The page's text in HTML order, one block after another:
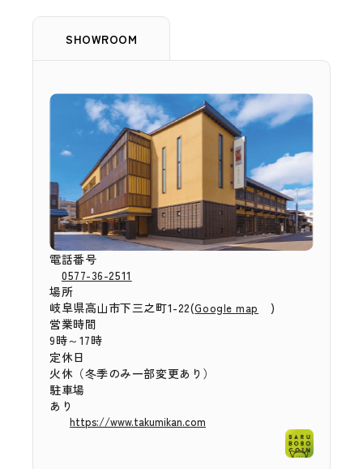
SHOWROOM
電話番号
0577-36-2511
場所
岐阜県高山市下三之町1-22(Google map
)
営業時間
9時～17時
定休日
火休（冬季のみ一部変更あり）
駐車場
あり
https://www.takumikan.com